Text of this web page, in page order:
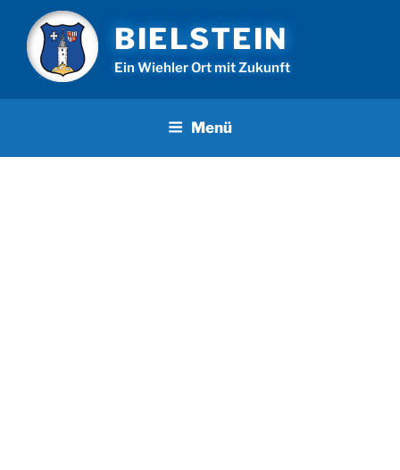
Inhalt
springen
BIELSTEIN
Ein Wiehler Ort mit Zukunft
Menü